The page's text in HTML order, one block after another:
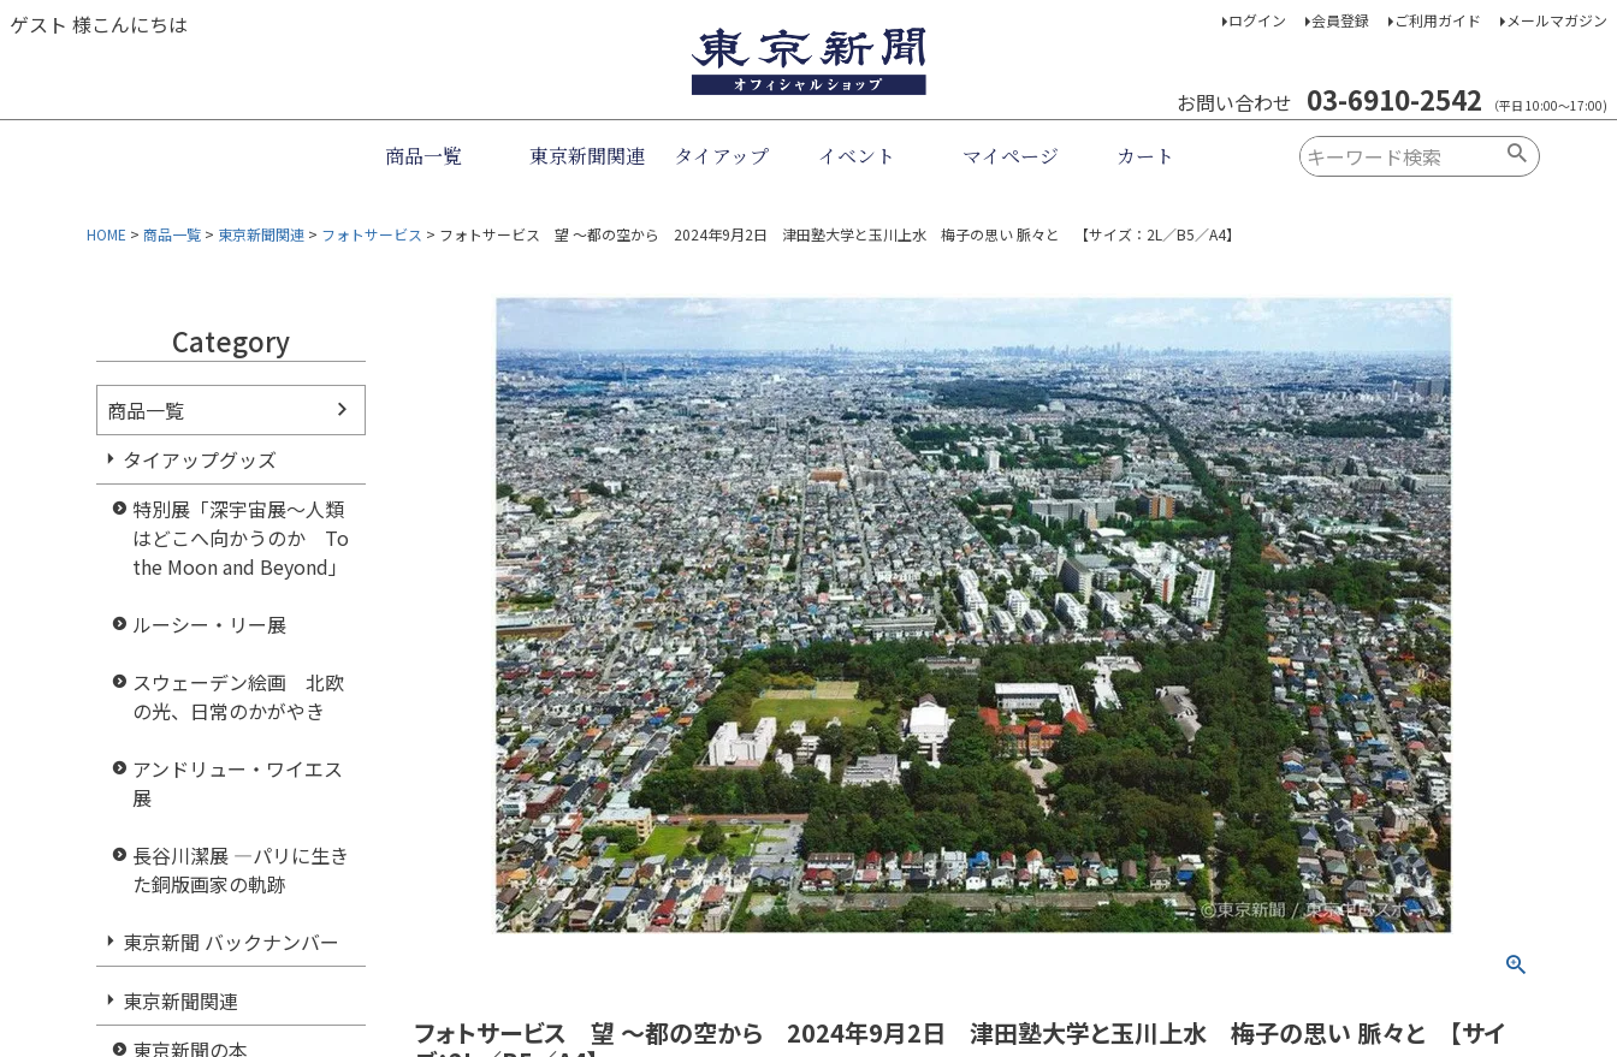
ゲスト 様こんにちは ログイン 会員登録 ご利用ガイド メールマガジン
お問い合わせ 03-6910-2542 （平日 10:00～17:00)
商品一覧 東京新聞関連 タイアップ イベント マイページ カート
HOME 商品一覧 東京新聞関連 フォトサービス フォトサービス 望 ～都の空から 2024年9月2日 津田塾大学と玉川上水 梅子の思い 脈々と 【サイズ：2L／B5／A4】
Category
商品一覧
タイアップグッズ
特別展「深宇宙展～人類
はどこへ向かうのか To
the Moon and Beyond」
ルーシー・リー展
スウェーデン絵画 北欧
の光、日常のかがやき
アンドリュー・ワイエス
展
長谷川潔展 ―パリに生き
た銅版画家の軌跡
東京新聞 バックナンバー
東京新聞関連
東京新聞の本
フォトサービス 望 ～都の空から 2024年9月2日 津田塾大学と玉川上水 梅子の思い 脈々と 【サイ